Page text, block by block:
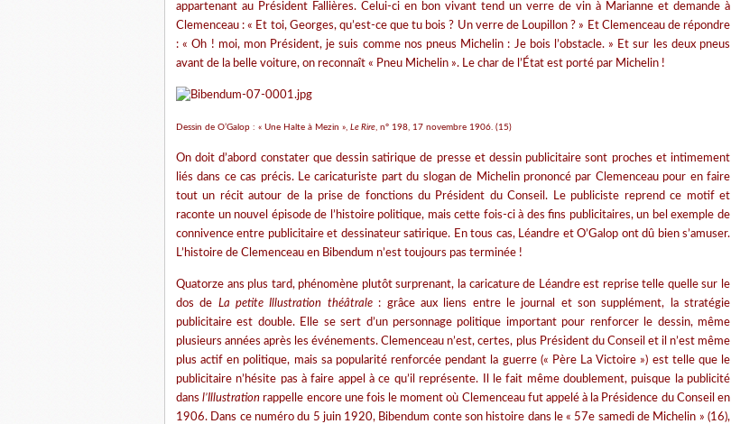
appartenant au Président Fallières. Celui-ci en bon vivant tend un verre de vin à Marianne et demande à
Clemenceau : « Et toi, Georges, qu’est-ce que tu bois ? Un verre de Loupillon ? » Et Clemenceau de répondre
: « Oh ! moi, mon Président, je suis comme nos pneus Michelin : Je bois l’obstacle. » Et sur les deux pneus
avant de la belle voiture, on reconnaît « Pneu Michelin ». Le char de l’État est porté par Michelin !
Dessin de O’Galop : « Une Halte à Mezin », Le Rire, n° 198, 17 novembre 1906. (15)
On doit d’abord constater que dessin satirique de presse et dessin publicitaire sont proches et intimement
liés dans ce cas précis. Le caricaturiste part du slogan de Michelin prononcé par Clemenceau pour en faire
tout un récit autour de la prise de fonctions du Président du Conseil. Le publiciste reprend ce motif et
raconte un nouvel épisode de l’histoire politique, mais cette fois-ci à des fins publicitaires, un bel exemple de
connivence entre publicitaire et dessinateur satirique. En tous cas, Léandre et O’Galop ont dû bien s’amuser.
L’histoire de Clemenceau en Bibendum n’est toujours pas terminée !
Quatorze ans plus tard, phénomène plutôt surprenant, la caricature de Léandre est reprise telle quelle sur le
dos de La petite Illustration théâtrale: grâce aux liens entre le journal et son supplément, la stratégie
publicitaire est double. Elle se sert d’un personnage politique important pour renforcer le dessin, même
plusieurs années après les événements. Clemenceau n’est, certes, plus Président du Conseil et il n’est même
plus actif en politique, mais sa popularité renforcée pendant la guerre (« Père La Victoire ») est telle que le
publicitaire n’hésite pas à faire appel à ce qu’il représente. Il le fait même doublement, puisque la publicité
dansl’Illustration rappelle encore une fois le moment où Clemenceau fut appelé à la Présidence du Conseil en
1906. Dans ce numéro du 5 juin 1920, Bibendum conte son histoire dans le « 57e samedi de Michelin » (16),